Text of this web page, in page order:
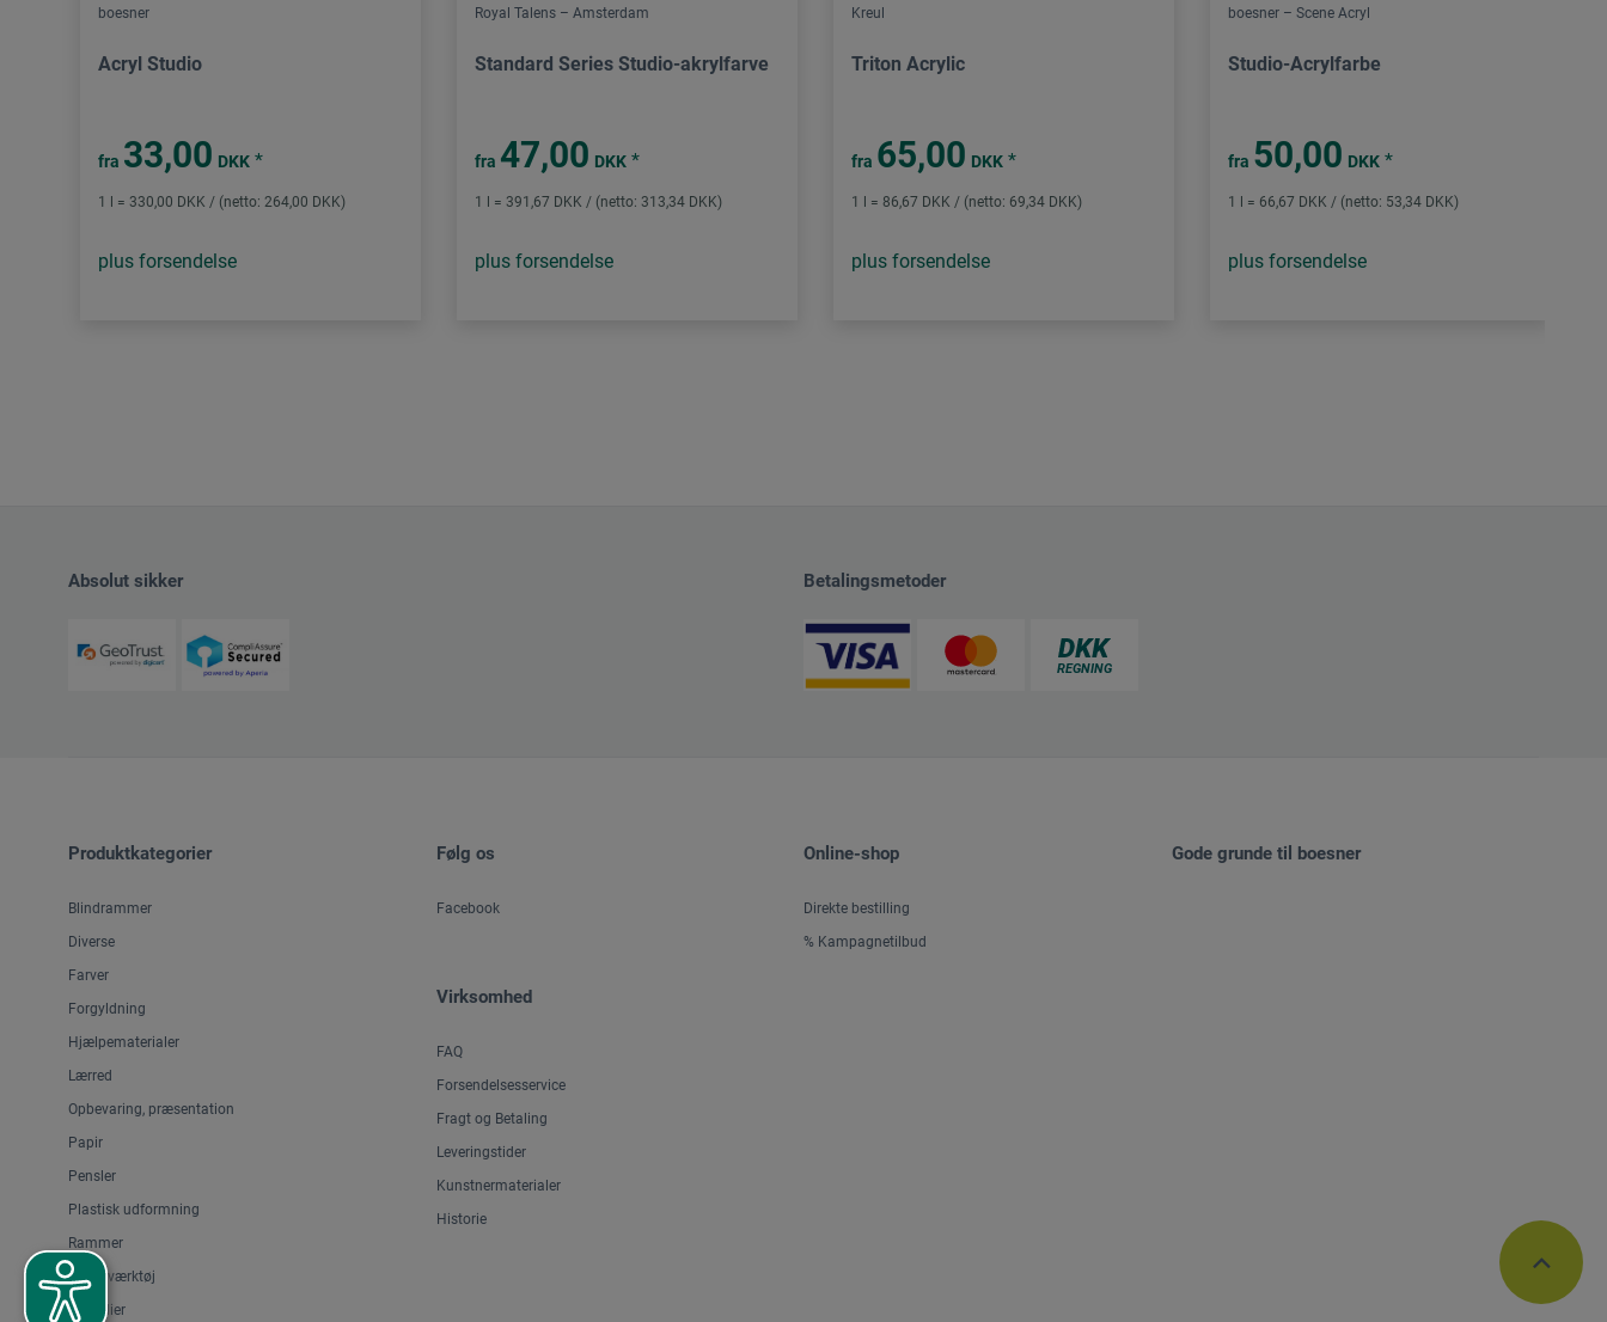
boesner
Acryl Studio
fra 33,00 DKK *
1 l = 330,00 DKK / (netto: 264,00 DKK)
plus forsendelse
Royal Talens – Amsterdam
Standard Series Studio-akrylfarve
fra 47,00 DKK *
1 l = 391,67 DKK / (netto: 313,34 DKK)
plus forsendelse
Kreul
Triton Acrylic
fra 65,00 DKK *
1 l = 86,67 DKK / (netto: 69,34 DKK)
plus forsendelse
boesner – Scene Acryl
Studio-Acrylfarbe
fra 50,00 DKK *
1 l = 66,67 DKK / (netto: 53,34 DKK)
plus forsendelse
Absolut sikker Betalingsmetoder
Produktkategorier
Blindrammer
Diverse
Farver
Forgyldning
Hjælpematerialer
Lærred
Opbevaring, præsentation
Papir
Pensler
Plastisk udformning
Rammer
Skæreværktøj
Staffelier
Følg os
Facebook
Virksomhed
FAQ
Forsendelsesservice
Fragt og Betaling
Leveringstider
Kunstnermaterialer
Historie
Online-shop
Direkte bestilling
% Kampagnetilbud
Gode grunde til boesner